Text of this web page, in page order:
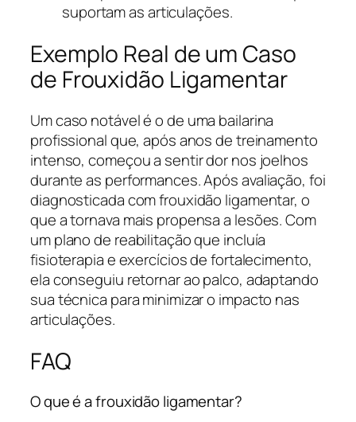
suportam as articulações.
Exemplo Real de um Caso
de Frouxidão Ligamentar
Um caso notável é o de uma bailarina
profissional que, após anos de treinamento
intenso, começou a sentir dor nos joelhos
durante as performances. Após avaliação, foi
diagnosticada com frouxidão ligamentar, o
que a tornava mais propensa a lesões. Com
um plano de reabilitação que incluía
fisioterapia e exercícios de fortalecimento,
ela conseguiu retornar ao palco, adaptando
sua técnica para minimizar o impacto nas
articulações.
FAQ
O que é a frouxidão ligamentar?